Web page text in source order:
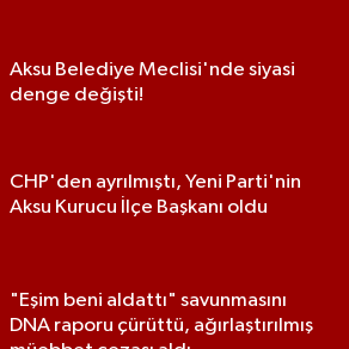
Aksu Belediye Meclisi'nde siyasi
denge değişti!
CHP'den ayrılmıştı, Yeni Parti'nin
Aksu Kurucu İlçe Başkanı oldu
"Eşim beni aldattı" savunmasını
DNA raporu çürüttü, ağırlaştırılmış